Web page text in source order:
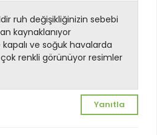
ruh değişikliğinizin sebebi
kaynaklanıyor
ve soğuk havalarda
renkli görünüyor resimler
Yanıtla